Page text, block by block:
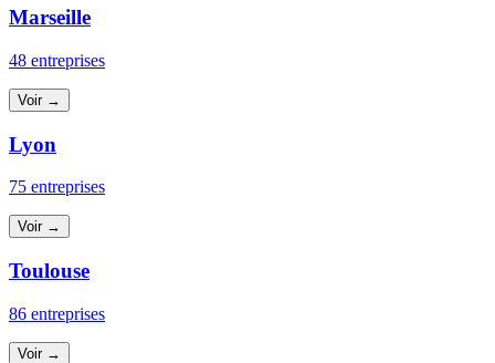
Marseille
48 entreprises
Voir →
Lyon
75 entreprises
Voir →
Toulouse
86 entreprises
Voir →